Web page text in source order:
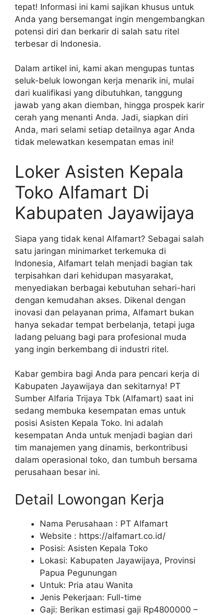
tepat! Informasi ini kami sajikan khusus untuk
Anda yang bersemangat ingin mengembangkan
potensi diri dan berkarir di salah satu ritel
terbesar di Indonesia.
Dalam artikel ini, kami akan mengupas tuntas
seluk-beluk lowongan kerja menarik ini, mulai
dari kualifikasi yang dibutuhkan, tanggung
jawab yang akan diemban, hingga prospek karir
cerah yang menanti Anda. Jadi, siapkan diri
Anda, mari selami setiap detailnya agar Anda
tidak melewatkan kesempatan emas ini!
Loker Asisten Kepala
Toko Alfamart Di
Kabupaten Jayawijaya
Siapa yang tidak kenal Alfamart? Sebagai salah
satu jaringan minimarket terkemuka di
Indonesia, Alfamart telah menjadi bagian tak
terpisahkan dari kehidupan masyarakat,
menyediakan berbagai kebutuhan sehari-hari
dengan kemudahan akses. Dikenal dengan
inovasi dan pelayanan prima, Alfamart bukan
hanya sekadar tempat berbelanja, tetapi juga
ladang peluang bagi para profesional muda
yang ingin berkembang di industri ritel.
Kabar gembira bagi Anda para pencari kerja di
Kabupaten Jayawijaya dan sekitarnya! PT
Sumber Alfaria Trijaya Tbk (Alfamart) saat ini
sedang membuka kesempatan emas untuk
posisi Asisten Kepala Toko. Ini adalah
kesempatan Anda untuk menjadi bagian dari
tim manajemen yang dinamis, berkontribusi
dalam operasional toko, dan tumbuh bersama
perusahaan besar ini.
Detail Lowongan Kerja
Nama Perusahaan : PT Alfamart
Website : https://alfamart.co.id/
Posisi: Asisten Kepala Toko
Lokasi: Kabupaten Jayawijaya, Provinsi
Papua Pegunungan
Untuk: Pria atau Wanita
Jenis Pekerjaan: Full-time
Gaji: Berikan estimasi gaji Rp4800000 –